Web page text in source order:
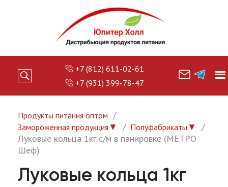
+7 (812) 611-02-61
+7 (931) 399-78-47
Продукты питания оптом
Замороженная продукция ▼ Полуфабрикаты ▼
Луковые кольца 1кг с/м в панировке (МЕТРО
Шеф)
Луковые кольца 1кг